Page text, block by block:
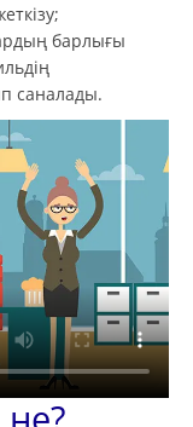
барлығы
саналады.